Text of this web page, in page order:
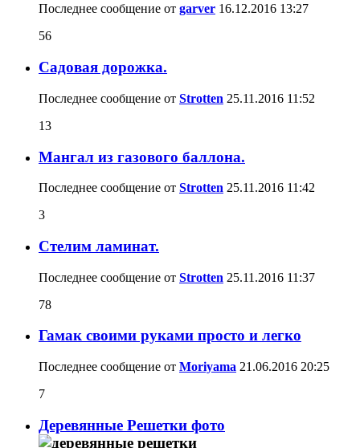
Последнее сообщение от garver 16.12.2016 13:27
56
Садовая дорожка.
Последнее сообщение от Strotten 25.11.2016 11:52
13
Мангал из газового баллона.
Последнее сообщение от Strotten 25.11.2016 11:42
3
Стелим ламинат.
Последнее сообщение от Strotten 25.11.2016 11:37
78
Гамак своими руками просто и легко
Последнее сообщение от Moriyama 21.06.2016 20:25
7
Деревянные Решетки фото